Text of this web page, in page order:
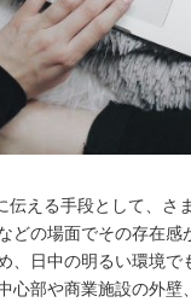
える手段として、さ
どの場面でその存在
、日中の明るい環境
心部や商業施設の外